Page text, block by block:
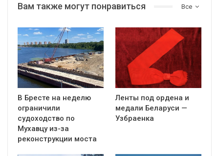
Все
Вам также могут понравиться
В Бресте на неделю
ограничили
судоходство по
Мухавцу из-за
реконструкции моста
Ленты под ордена и
медали Беларуси —
Узбраенка